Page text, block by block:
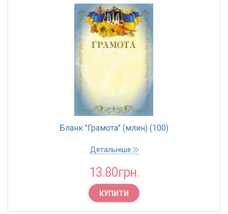
Бланк "Грамота" (млин) (100)
Детальніше
13.80грн.
КУПИТИ